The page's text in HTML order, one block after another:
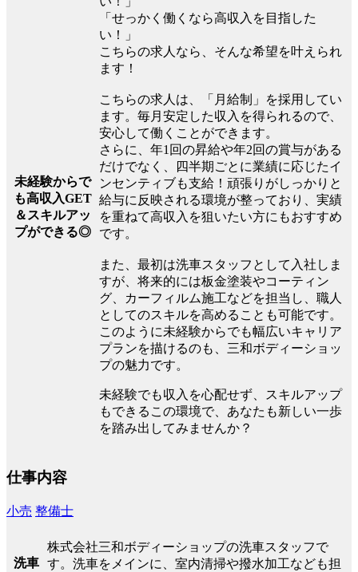
未経験からで
も高収入GET
＆スキルアッ
プができる◎
「せっかく働くなら高収入を目指した
い！」
こちらの求人なら、そんな希望を叶えられ
ます！
こちらの求人は、「月給制」を採用してい
ます。毎月安定した収入を得られるので、
安心して働くことができます。
さらに、年1回の昇給や年2回の賞与がある
だけでなく、四半期ごとに業績に応じたイ
ンセンティブも支給！頑張りがしっかりと
給与に反映される環境が整っており、実績
を重ねて高収入を狙いたい方にもおすすめ
です。
また、最初は洗車スタッフとして入社しま
すが、将来的には板金塗装やコーティン
グ、カーフィルム施工などを担当し、職人
としてのスキルを高めることも可能です。
このように未経験からでも幅広いキャリア
プランを描けるのも、三和ボディーショッ
プの魅力です。
未経験でも収入を心配せず、スキルアップ
もできるこの環境で、あなたも新しい一歩
を踏み出してみませんか？
仕事内容
小売 整備士
洗車
株式会社三和ボディーショップの洗車スタッフで
す。洗車をメインに、室内清掃や撥水加工なども担